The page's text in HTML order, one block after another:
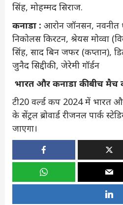
सिंह, मोहम्मद सिराज.
कनाडा : आरोन जॉनसन, नवनीत
निकोलस किरटन, श्रेयस मोव्वा
सिंह, साद बिन जफर (कप्तान),
जुनैद सिद्दीकी, जेरेमी गॉर्डन
भारत और कनाडा की बीच मैच
टी20 वर्ल्‍ड कप 2024 में भारत
के सेंट्रल ब्रोवार्ड रीजनल पार्क
जाएगा।